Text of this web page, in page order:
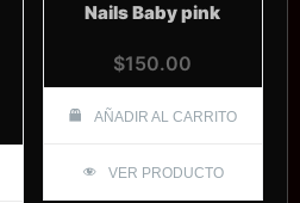
Nails Baby pink
$150.00
AÑADIR AL CARRITO
VER PRODUCTO